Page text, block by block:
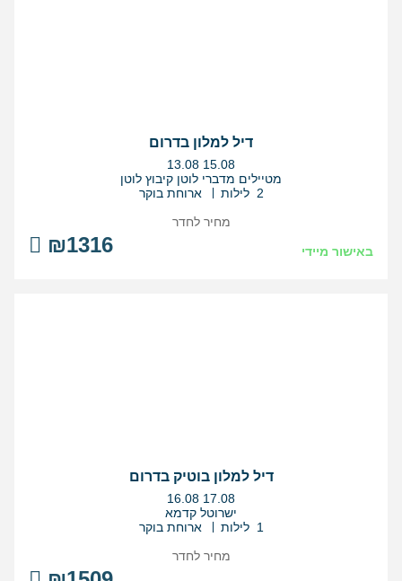
דיל למלון בדרום
בין
התאריכים,
13.08 15.08
מטיילים מדברי לוטן קיבוץ לוטן
2 לילות
ארוחת בוקר
באישור מיידי ₪1316
מחיר לחדר
דיל למלון בוטיק בדרום
בין
התאריכים,
16.08 17.08
ישרוטל קדמא
1 לילות
ארוחת בוקר
מחיר לחדר